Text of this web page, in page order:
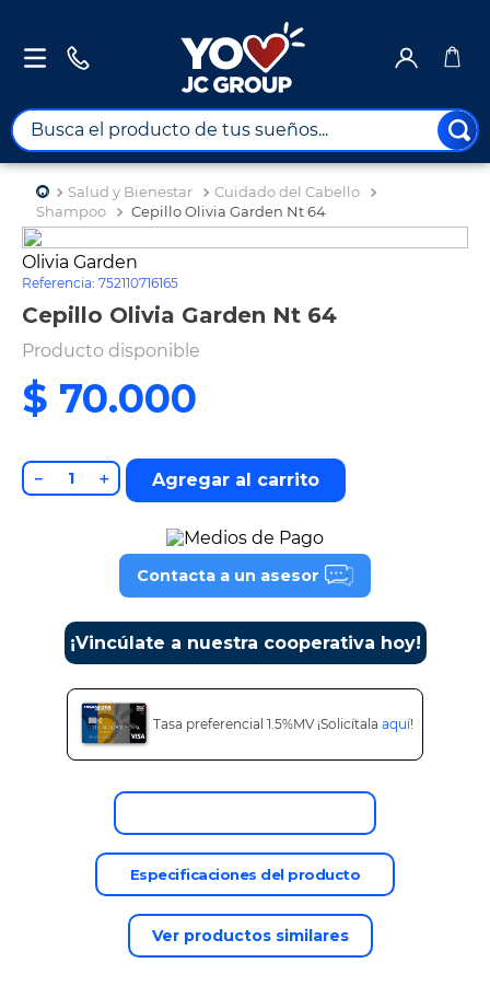
Busca el producto de tus sueños...
Salud y Bienestar
Cuidado del Cabello
Shampoo
Cepillo Olivia Garden Nt 64
Olivia Garden
Referencia: 752110716165
Cepillo Olivia Garden Nt 64
Producto disponible
$ 70.000
＋
－ Agregar al carrito
Contacta a un asesor
¡Vincúlate a nuestra cooperativa hoy!
Tasa preferencial 1.5%MV ¡Solicítala aquí!
Especificaciones del producto
Ver productos similares
TÉRMINOS MÁS BUSCADOS
1.
combos
2.
maximuebles
3.
moto
4.
celulares
5.
nevera
6.
turismo
.
impresora
10. alexa echo dot 5